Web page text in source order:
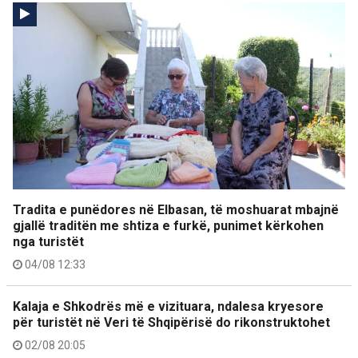
Tradita e punëdores në Elbasan, të moshuarat mbajnë
gjallë traditën me shtiza e furkë, punimet kërkohen
nga turistët
04/08 12:33
Kalaja e Shkodrës më e vizituara, ndalesa kryesore
për turistët në Veri të Shqipërisë do rikonstruktohet
02/08 20:05